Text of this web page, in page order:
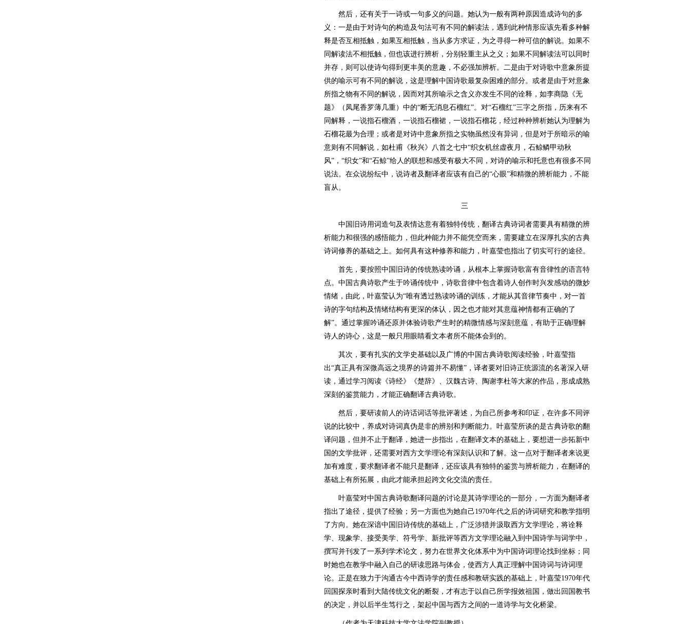
然后，还有关于一诗或一句多义的问题。她认为一般有两种原因造成诗句的多
义：一是由于对诗句的构造及句法可有不同的解读法，遇到此种情形应该先看多种解
释是否互相抵触，如果互相抵触，当从多方求证，为之寻得一种可信的解说。如果不
同解读法不相抵触，但也该进行辨析，分别轻重主从之义；如果不同解读法可以同时
并存，则可以使诗句得到更丰美的意趣，不必强加辨析。二是由于对诗歌中意象所提
供的喻示可有不同的解说，这是理解中国诗歌最复杂困难的部分。或者是由于对意象
所指之物有不同的解说，因而对其所喻示之含义亦发生不同的诠释，如李商隐《无
题》（凤尾香罗薄几重）中的“断无消息石榴红”。对“石榴红”三字之所指，历来有不
同解释，一说指石榴酒，一说指石榴裙，一说指石榴花，经过种种辨析她认为理解为
石榴花最为合理；或者是对诗中意象所指之实物虽然没有异词，但是对于所暗示的喻
意则有不同解说，如杜甫《秋兴》八首之七中“织女机丝虚夜月，石鲸鳞甲动秋
风”，“织女”和“石鲸”给人的联想和感受有极大不同，对诗的喻示和托意也有很多不同
说法。在众说纷纭中，说诗者及翻译者应该有自己的“心眼”和精微的辨析能力，不能
盲从。
三
中国旧诗用词造句及表情达意有着独特传统，翻译古典诗词者需要具有精微的辨
析能力和很强的感悟能力，但此种能力并不能凭空而来，需要建立在深厚扎实的古典
诗词修养的基础之上。如何具有这种修养和能力，叶嘉莹也指出了切实可行的途径。
首先，要按照中国旧诗的传统熟读吟诵，从根本上掌握诗歌富有音律性的语言特
点。中国古典诗歌产生于吟诵传统中，诗歌音律中包含着诗人创作时兴发感动的微妙
情绪，由此，叶嘉莹认为“唯有透过熟读吟诵的训练，才能从其音律节奏中，对一首
诗的字句结构及情绪结构有更深的体认，因之也才能对其意蕴神情都有正确的了
解”。通过掌握吟诵还原并体验诗歌产生时的精微情感与深刻意蕴，有助于正确理解
诗人的诗心，这是一般只用眼睛看文本者所不能体会到的。
其次，要有扎实的文学史基础以及广博的中国古典诗歌阅读经验，叶嘉莹指
出“真正具有深微高远之境界的诗篇并不易懂”，译者要对旧诗正统源流的名著深入研
读，通过学习阅读《诗经》《楚辞》、汉魏古诗、陶谢李杜等大家的作品，形成成熟
深刻的鉴赏能力，才能正确翻译古典诗歌。
然后，要研读前人的诗话词话等批评著述，为自己所参考和印证，在许多不同评
说的比较中，养成对诗词真伪是非的辨别和判断能力。叶嘉莹所谈的是古典诗歌的翻
译问题，但并不止于翻译，她进一步指出，在翻译文本的基础上，要想进一步拓新中
国的文学批评，还需要对西方文学理论有深刻认识和了解。这一点对于翻译者来说更
加有难度，要求翻译者不能只是翻译，还应该具有独特的鉴赏与辨析能力，在翻译的
基础上有所拓展，由此才能承担起跨文化交流的责任。
叶嘉莹对中国古典诗歌翻译问题的讨论是其诗学理论的一部分，一方面为翻译者
指出了途径，提供了经验；另一方面也为她自己1970年代之后的诗词研究和教学指明
了方向。她在深谙中国旧诗传统的基础上，广泛涉猎并汲取西方文学理论，将诠释
学、现象学、接受美学、符号学、新批评等西方文学理论融入到中国诗学与词学中，
撰写并刊发了一系列学术论文，努力在世界文化体系中为中国诗词理论找到坐标；同
时她也在教学中融入自己的研读思路与体会，使西方人真正理解中国诗词与诗词理
论。正是在致力于沟通古今中西诗学的责任感和教研实践的基础上，叶嘉莹1970年代
回国探亲时看到大陆传统文化的断裂，才有志于以自己所学报效祖国，做出回国教书
的决定，并以后半生笃行之，架起中国与西方之间的一道诗学与文化桥梁。